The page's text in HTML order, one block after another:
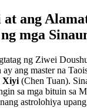
at ang
mga
ng Ziwei
ang master na
Xiyi (Chen Tuan).
sa mga bituin sa
astrolohiya